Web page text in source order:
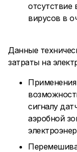
отсутствие
вирусов в
Данные
затраты на
сигналу
аэробной